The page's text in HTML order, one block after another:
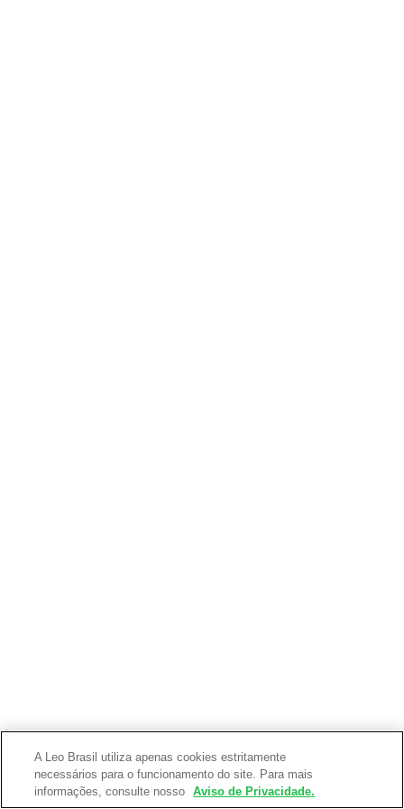
A Leo Brasil utiliza apenas cookies estritamente
necessários para o funcionamento do site. Para mais
informações, consulte nosso
Aviso de Privacidade.